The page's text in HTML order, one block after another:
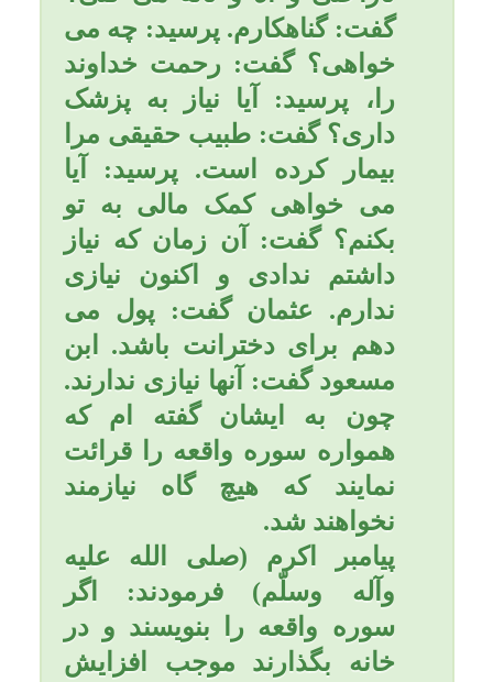
به والدين از حسن شناخت و
معرفت عبد به خداوند تعالي
است، زيرا هيچ عبادتي انسان
را به سرعت نيكي به پدر و
مادر به خشنودي خداوند تعالي
نمي رساند آن هم احساني كه
محض تحصيل رضاي پروردگار
باشد.».
امام باقر (علیه السلام) مي
فرمايد: «خوشا به حال كسي
كه به پدر و مادر خود نيكي كند،
زيرا خداوند بر عمر او مي
افزايد»
امام صادق(علیه السلام) مي
فرمايد: «خداوند دعاي سه
كس را رد نخواهد كرد: دعاي
پدر در حق فرزند در هنگام
نيكي به او، دعاي پدر بر ضد
فرزند(نفرين) هنگامي كه مورد
عاق او واقع شود و دعاي
مظلوم بر ظالم.»
کمیل بن زیاد مى‏گوید : امیر
المؤمنین (علیه السلام) همواره
به نیکى بر پدر و مادر تشویق
مى‏کرد و مى‏فرمود : «فرزندان
من! بر شما باد به نیکى بر پدر
و مادر که در دعاى آنها هم
بهبودى است و هم نابودى».
به برکت این اعمال حتماً مورد